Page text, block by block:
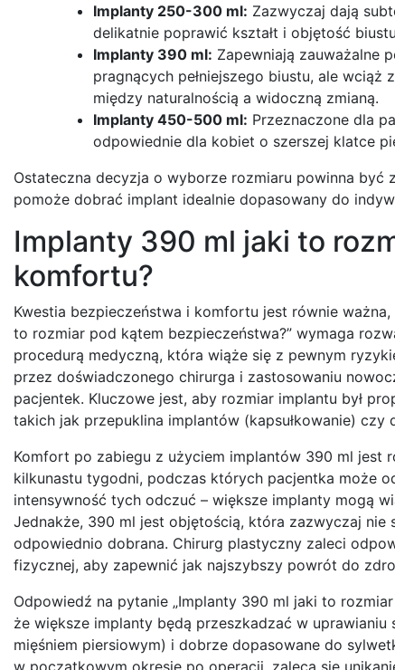
Implanty 250-300 ml: Zazwyczaj dają
delikatnie poprawić kształt i objętość
Implanty 390 ml: Zapewniają zauważalne
pragnących pełniejszego biustu, ale
między naturalnością a widoczną zmianą.
Implanty 450-500 ml: Przeznaczone dla
odpowiednie dla kobiet o szerszej klatce
Ostateczna decyzja o wyborze rozmiaru powinna
pomoże dobrać implant idealnie dopasowany do
Implanty 390 ml jaki to
komfortu?
Kwestia bezpieczeństwa i komfortu jest równie
to rozmiar pod kątem bezpieczeństwa?” wymaga
procedurą medyczną, która wiąże się z pewnym
przez doświadczonego chirurga i zastosowaniu
pacjentek. Kluczowe jest, aby rozmiar implantu był
takich jak przepuklina implantów (kapsułkowanie) czy
Komfort po zabiegu z użyciem implantów 390 ml jest
kilkunastu tygodni, podczas których pacjentka może
intensywność tych odczuć – większe implanty mogą
Jednakże, 390 ml jest objętością, która zazwyczaj nie
odpowiednio dobrana. Chirurg plastyczny zaleci
fizycznej, aby zapewnić jak najszybszy powrót do
Odpowiedź na pytanie „Implanty 390 ml jaki to
że większe implanty będą przeszkadzać w
mięśniem piersiowym) i dobrze dopasowane do
w początkowym okresie po operacji, zaleca się